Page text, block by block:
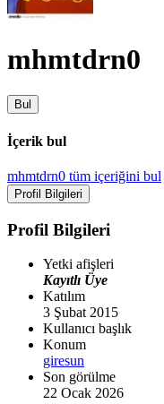
mhmtdrn0
Bul
İçerik bul
mhmtdrn0 tüm içeriğini bul
Profil Bilgileri
Profil Bilgileri
Yetki afişleri
Kayıtlı Üye
Katılım
3 Şubat 2015
Kullanıcı başlık
Konum
giresun
Son görülme
22 Ocak 2026